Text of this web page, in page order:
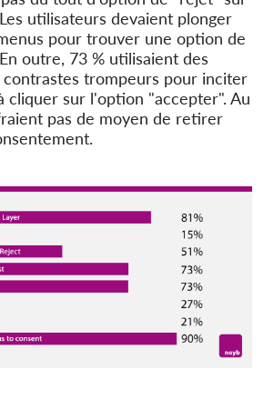
utilisateurs devaient plonger
pour trouver une option de
outre, 73 % utilisaient des
trompeurs pour inciter
cliquer sur l'option "accepter". Au
pas de moyen de retirer